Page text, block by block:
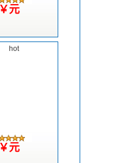
￥元
￥元